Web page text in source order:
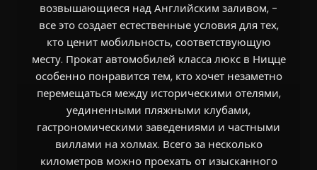
возвышающиеся над Английским заливом, -
все это создает естественные условия для тех,
кто ценит мобильность, соответствующую
месту. Прокат автомобилей класса люкс в Ницце
особенно понравится тем, кто хочет незаметно
перемещаться между историческими отелями,
уединенными пляжными клубами,
гастрономическими заведениями и частными
виллами на холмах. Всего за несколько
километров можно проехать от изысканного